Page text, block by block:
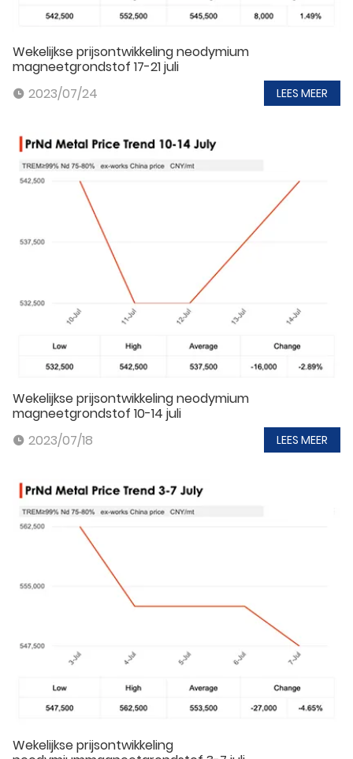
Wekelijkse prijsontwikkeling neodymium
magneetgrondstof 17-21 juli
2023/07/24
LEES MEER
Wekelijkse prijsontwikkeling neodymium
magneetgrondstof 10-14 juli
2023/07/18
LEES MEER
Wekelijkse prijsontwikkeling